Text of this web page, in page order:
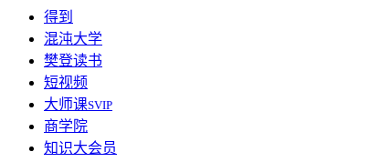
得到
混沌大学
樊登读书
短视频
大师课SVIP
商学院
知识大会员